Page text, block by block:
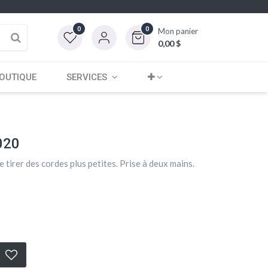
0 0 Mon panier
0,00$
SERVICES
tirer des cordes plus petites. Prise à deux mains.